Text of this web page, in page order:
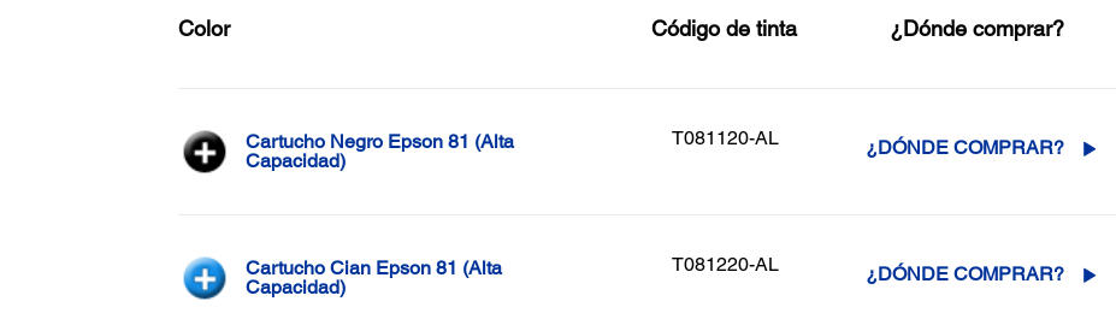
Color Código de tinta ¿Dónde comprar?
Cartucho Negro Epson 81 (Alta
Capacidad)
T081120-AL ¿DÓNDE COMPRAR?
Cartucho Cian Epson 81 (Alta
Capacidad)
T081220-AL ¿DÓNDE COMPRAR?